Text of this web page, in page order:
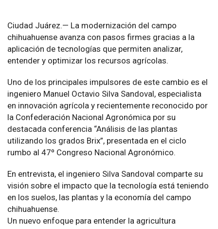
Ciudad Juárez.— La modernización del campo
chihuahuense avanza con pasos firmes gracias a la
aplicación de tecnologías que permiten analizar,
entender y optimizar los recursos agrícolas.
Uno de los principales impulsores de este cambio es el
ingeniero Manuel Octavio Silva Sandoval, especialista
en innovación agrícola y recientemente reconocido por
la Confederación Nacional Agronómica por su
destacada conferencia “Análisis de las plantas
utilizando los grados Brix”, presentada en el ciclo
rumbo al 47º Congreso Nacional Agronómico.
En entrevista, el ingeniero Silva Sandoval comparte su
visión sobre el impacto que la tecnología está teniendo
en los suelos, las plantas y la economía del campo
chihuahuense.
Un nuevo enfoque para entender la agricultura